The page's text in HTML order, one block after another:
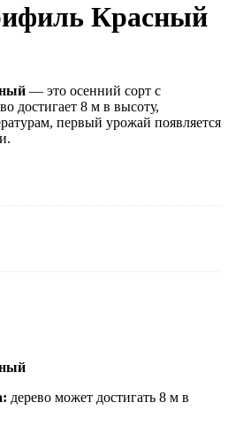
Красный
— это осенний сорт с
достигает 8 м в высоту,
первый урожай появляется
дерево может достигать 8 м в